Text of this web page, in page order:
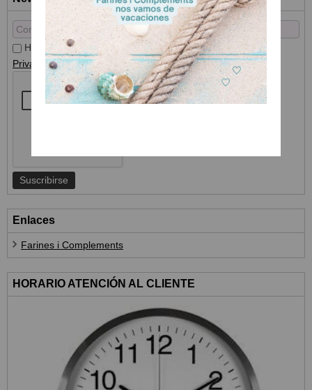
He leído y acepto el Tratamiento de datosy la
Política de
Privacidad
Enlaces
Farines i Complements
HORARIO ATENCIÓN AL CLIENTE